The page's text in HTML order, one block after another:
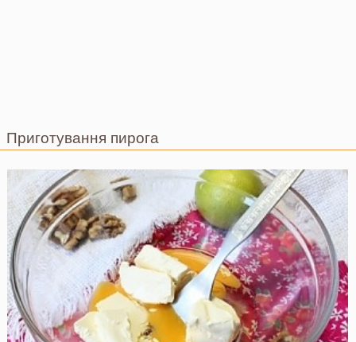
Приготування пирога